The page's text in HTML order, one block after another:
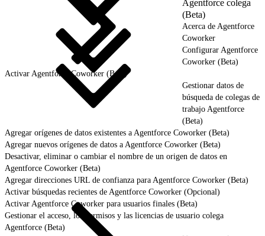
Agentforce colega
(Beta)
Acerca de Agentforce
Coworker
Configurar Agentforce
Coworker (Beta)
Activar Agentforce Coworker (Beta)
Gestionar datos de
búsqueda de colegas de
trabajo Agentforce
(Beta)
Agregar orígenes de datos existentes a Agentforce Coworker (Beta)
Agregar nuevos orígenes de datos a Agentforce Coworker (Beta)
Desactivar, eliminar o cambiar el nombre de un origen de datos en
Agentforce Coworker (Beta)
Agregar direcciones URL de confianza para Agentforce Coworker (Beta)
Activar búsquedas recientes de Agentforce Coworker (Opcional)
Activar Agentforce Coworker para usuarios finales (Beta)
Gestionar el acceso, los permisos y las licencias de usuario colega
Agentforce (Beta)